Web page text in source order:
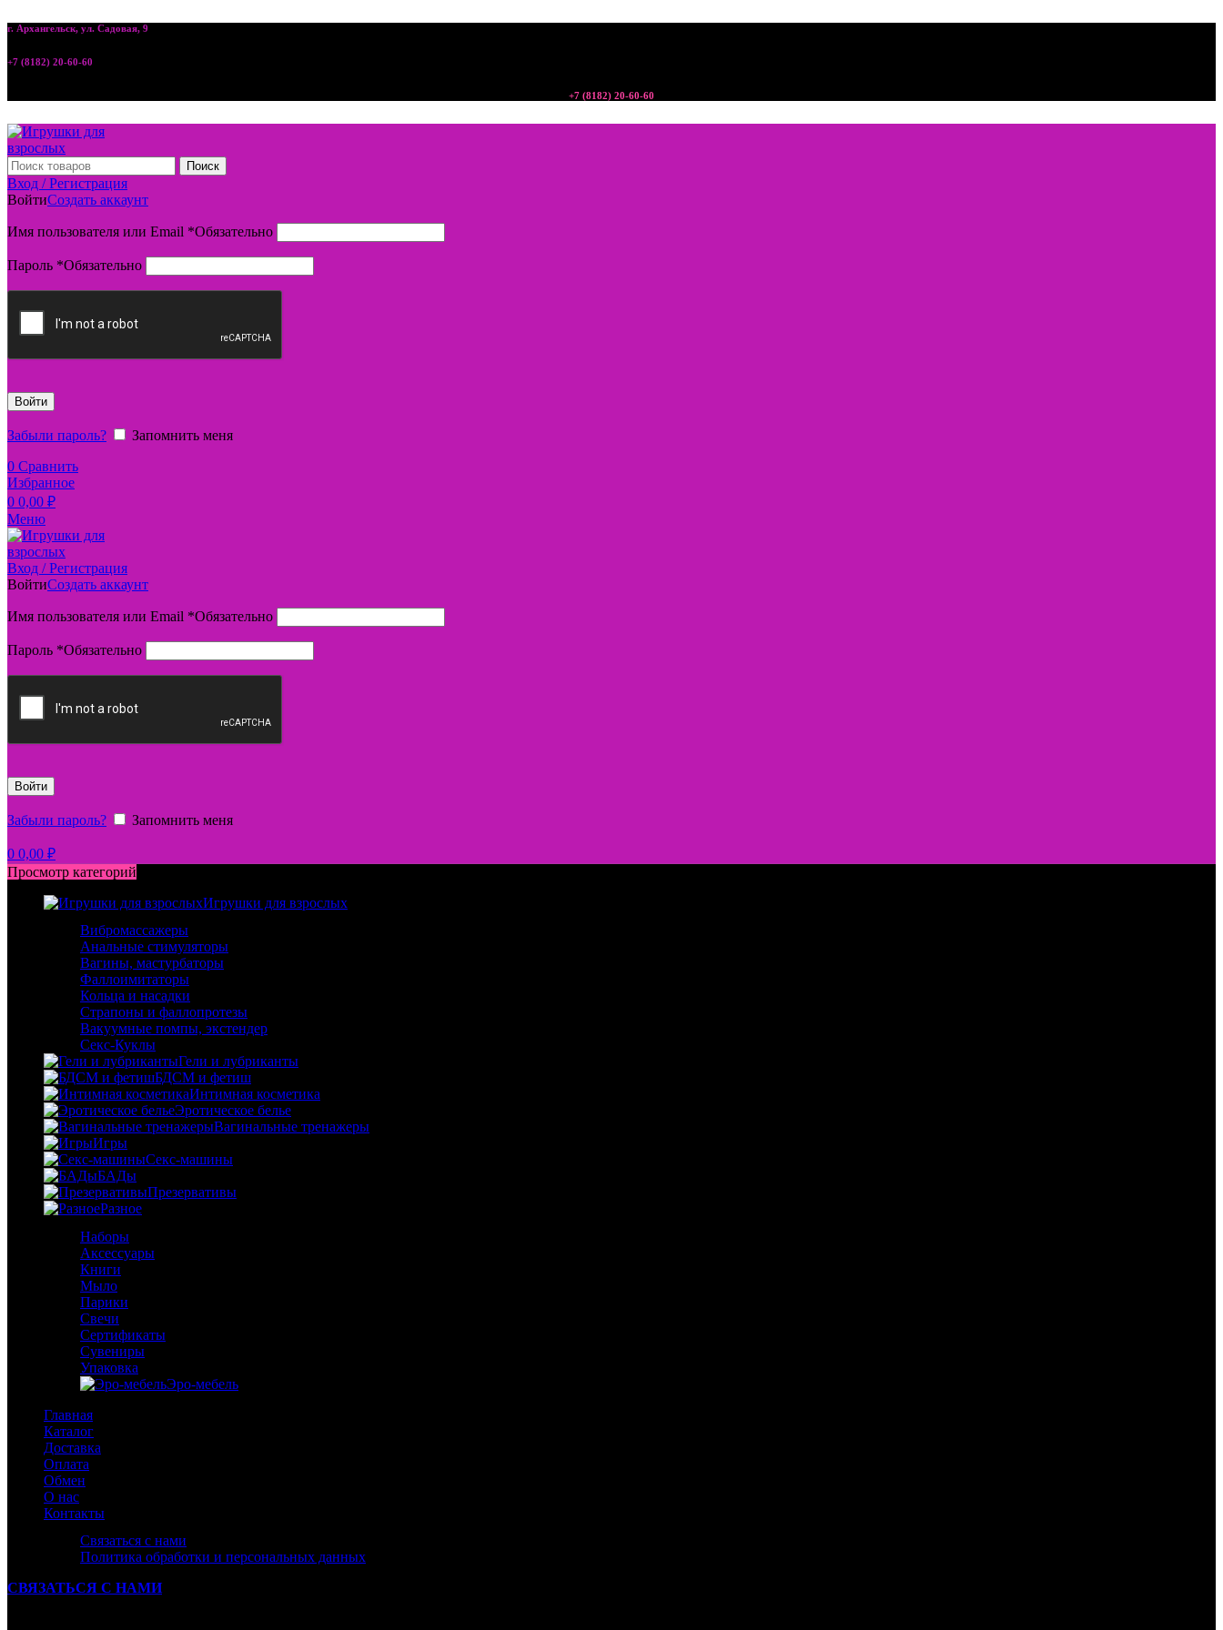
г. Архангельск, ул. Садовая, 9
+7 (8182) 20-60-60
+7 (8182) 20-60-60
Поиск
Вход / Регистрация
ВойтиСоздать аккаунт
Имя пользователя или Email *Обязательно
Пароль *Обязательно
Войти
Забыли пароль?
Запомнить меня
0 Сравнить
Избранное
0 0,00 ₽
Меню
Вход / Регистрация
ВойтиСоздать аккаунт
Имя пользователя или Email *Обязательно
Пароль *Обязательно
Войти
Забыли пароль? Запомнить меня
0 0,00 ₽
Просмотр категорий
Игрушки для взрослых
Вибромассажеры
Анальные стимуляторы
Вагины, мастурбаторы
Фаллоимитаторы
Кольца и насадки
Страпоны и фаллопротезы
Вакуумные помпы, экстендер
Секс-Куклы
Гели и лубриканты
БДСМ и фетиш
Интимная косметика
Эротическое белье
Вагинальные тренажеры
Игры
Секс-машины
БАДы
Презервативы
Разное
Наборы
Аксессуары
Книги
Мыло
Парики
Свечи
Сертификаты
Сувениры
Упаковка
Эро-мебель
Главная
Каталог
Доставка
Оплата
Обмен
О нас
Контакты
Связаться с нами
Политика обработки и персональных данных
СВЯЗАТЬСЯ С НАМИ